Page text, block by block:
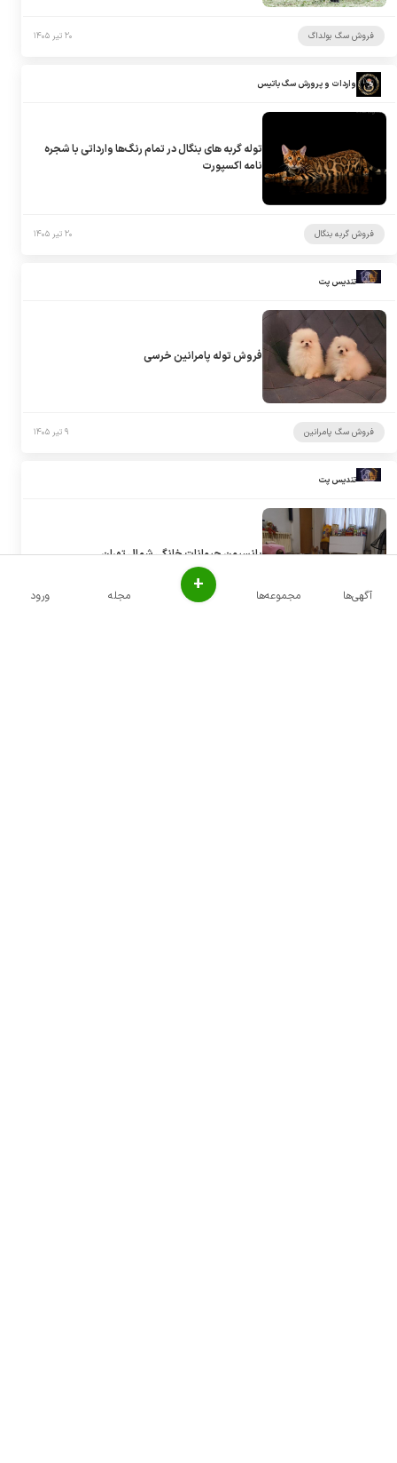
فروش سگ بولداگ ۲۰ تیر ۱۴۰۵
واردات و پرورش سگ باتیس
توله گربه های بنگال در تمام رنگ‌ها وارداتی با شجره
نامه اکسپورت
فروش گربه بنگال ۲۰ تیر ۱۴۰۵
تندیس پت
فروش توله پامرانین خرسی
فروش سگ پامرانین ۹ تیر ۱۴۰۵
تندیس پت
پانسیون حیوانات خانگی شمال تهران
ورود مجله + مجموعه‌ها آگهی‌ها